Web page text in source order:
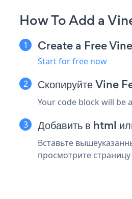
How To Add a
Create a Free
Start for free now
Скопируйте Vine
Your code block will be
Добавить в html
Вставьте
просмотрите